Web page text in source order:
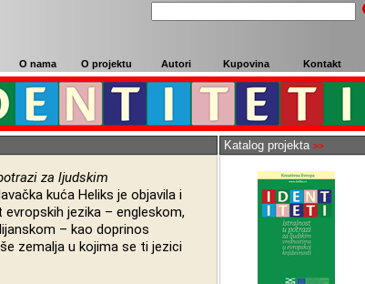
O nama O projektu Autori Kupovina Kontakt
za ljudskim
kuća Heliks je objavila i
jezika – engleskom,
– kao doprinos
zemalja u kojima se ti jezici
Katalog projekta >>